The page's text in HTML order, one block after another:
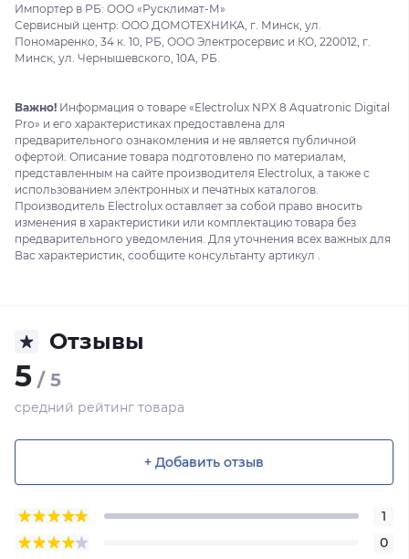
Импортер в РБ: ООО «Русклимат-М»
Сервисный центр: ООО ДОМОТЕХНИКА, г. Минск, ул.
Пономаренко, 34 к. 10, РБ, ООО Электросервис и КО, 220012, г.
Минск, ул. Чернышевского, 10А, РБ.
Важно! Информация о товаре «Electrolux NPX 8 Aquatronic Digital
Pro» и его характеристиках предоставлена для
предварительного ознакомления и не является публичной
офертой. Описание товара подготовлено по материалам,
представленным на сайте производителя Electrolux, а также с
использованием электронных и печатных каталогов.
Производитель Electrolux оставляет за собой право вносить
изменения в характеристики или комплектацию товара без
предварительного уведомления. Для уточнения всех важных для
Вас характеристик, сообщите консультанту артикул .
Отзывы
5 / 5
средний рейтинг товара
+ Добавить отзыв
1
0